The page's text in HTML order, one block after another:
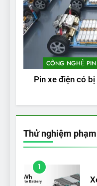
CÔNG NGHỆ PIN
Pin xe điện có
Thử nghiệm
1